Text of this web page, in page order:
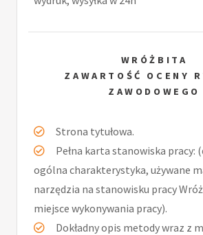
WRÓŻBITA
ZAWARTOŚĆ OCENY
ZAWODOWEGO
Strona tytułowa.
Pełna karta stanowiska pracy:
ogólna charakterystyka, używane
narzędzia na stanowisku pracy
miejsce wykonywania pracy).
Dokładny opis metody wraz z